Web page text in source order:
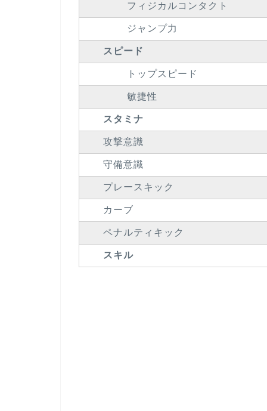
フィジカルコンタクト
ジャンプ力
スピード
トップスピード
敏捷性
スタミナ
攻撃意識
守備意識
プレースキック
カーブ
ペナルティキック
スキル